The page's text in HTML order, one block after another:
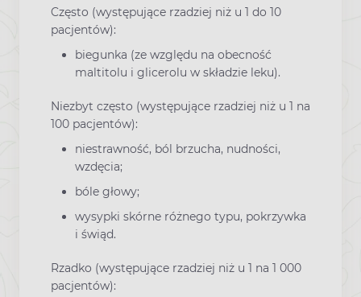
Często (występujące rzadziej niż u 1 do 10
pacjentów):
biegunka (ze względu na obecność
maltitolu i glicerolu w składzie leku).
Niezbyt często (występujące rzadziej niż u 1 na
100 pacjentów):
niestrawność, ból brzucha, nudności,
wzdęcia;
bóle głowy;
wysypki skórne różnego typu, pokrzywka
i świąd.
Rzadko (występujące rzadziej niż u 1 na 1 000
pacjentów):